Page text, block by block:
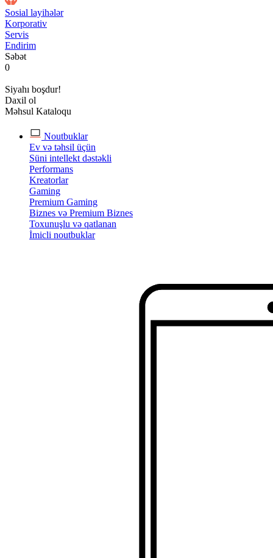
Sosial layihələr
Korporativ
Servis
Endirim
Səbət
0
Siyahı boşdur!
Daxil ol
Məhsul Kataloqu
Noutbuklar
Ev və təhsil üçün
Süni intellekt dəstəkli
Performans
Kreatorlar
Gaming
Premium Gaming
Biznes və Premium Biznes
Toxunuşlu və qatlanan
İmicli noutbuklar